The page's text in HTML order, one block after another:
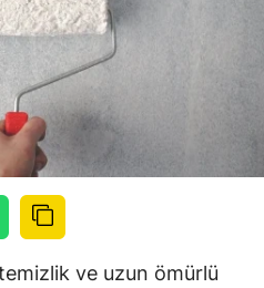
ve uzun ömürlü